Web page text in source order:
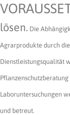
lösen. Die
Agrarprodukte durch
Dienstleistungsqualität
Laboruntersuchungen
und betreut.